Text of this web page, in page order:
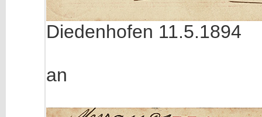
Diedenhofen 11.5.1894
an